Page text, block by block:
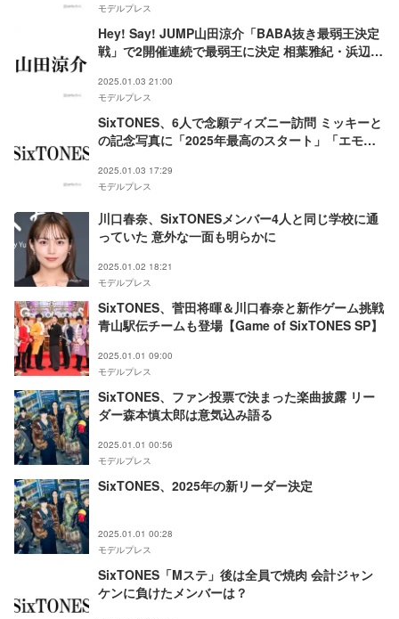
モデルプレス
Hey! Say! JUMP山田涼介「BABA抜き最弱王決定
戦」で2開催連続で最弱王に決定 相葉雅紀・浜辺美
2025.01.03 21:00
モデルプレス
SixTONES、6人で念願ディズニー訪問 ミッキーと
の記念写真に「2025年最高のスタート」「エモす
2025.01.03 17:29
モデルプレス
川口春奈、SixTONESメンバー4人と同じ学校に通
っていた 意外な一面も明らかに
2025.01.02 18:21
モデルプレス
SixTONES、菅田将暉＆川口春奈と新作ゲーム挑戦
青山駅伝チームも登場【Game of SixTONES SP】
2025.01.01 09:00
モデルプレス
SixTONES、ファン投票で決まった楽曲披露 リー
ダー森本慎太郎は意気込み語る
2025.01.01 00:56
モデルプレス
SixTONES、2025年の新リーダー決定
2025.01.01 00:28
モデルプレス
SixTONES「Mステ」後は全員で焼肉 会計ジャン
ケンに負けたメンバーは？